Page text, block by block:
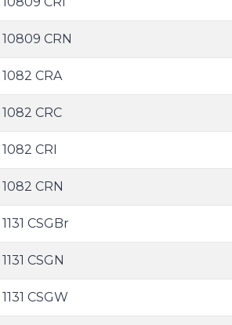
CRN
CRA
CRC
CRI
CRN
CSGBr
CSGN
CSGW